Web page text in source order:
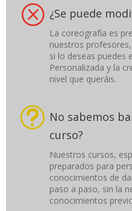
Q ¿Se puede
La coreografía es
nuestros
si lo deseas puedes
Personalizada y la
nivel que queráis.
t No sabemos
curso?
Nuestros cursos,
preparados para
conocimientos de
paso a paso, sin la
conocimientos